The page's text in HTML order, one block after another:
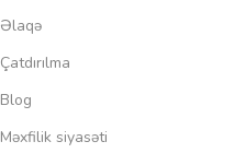
Əlaqə
Çatdırılma
Blog
Məxfilik siyasəti